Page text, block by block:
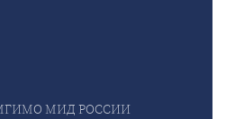
МГИМО МИД РОССИИ